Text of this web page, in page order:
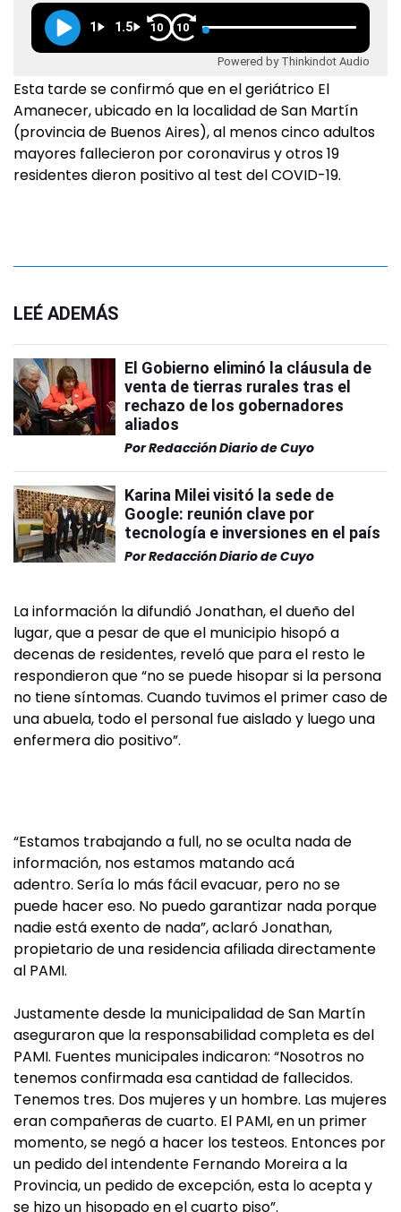
1 1.5 10 10
Powered by Thinkindot Audio
Esta tarde se confirmó que en el geriátrico El
Amanecer, ubicado en la localidad de San Martín
(provincia de Buenos Aires), al menos cinco adultos
mayores fallecieron por coronavirus y otros 19
residentes dieron positivo al test del COVID-19.
LEÉ ADEMÁS
El Gobierno eliminó la cláusula de
venta de tierras rurales tras el
rechazo de los gobernadores
aliados
PorRedacción Diario de Cuyo
Karina Milei visitó la sede de
Google: reunión clave por
tecnología e inversiones en el país
PorRedacción Diario de Cuyo
La información la difundió Jonathan, el dueño del
lugar, que a pesar de que el municipio hisopó a
decenas de residentes, reveló que para el resto le
respondieron que “no se puede hisopar si la persona
no tiene síntomas. Cuando tuvimos el primer caso de
una abuela, todo el personal fue aislado y luego una
enfermera dio positivo”.
“Estamos trabajando a full, no se oculta nada de
información, nos estamos matando acá
adentro. Sería lo más fácil evacuar, pero no se
puede hacer eso. No puedo garantizar nada porque
nadie está exento de nada”, aclaró Jonathan,
propietario de una residencia afiliada directamente
al PAMI.
Justamente desde la municipalidad de San Martín
aseguraron que la responsabilidad completa es del
PAMI. Fuentes municipales indicaron: “Nosotros no
tenemos confirmada esa cantidad de fallecidos.
Tenemos tres. Dos mujeres y un hombre. Las mujeres
eran compañeras de cuarto. El PAMI, en un primer
momento, se negó a hacer los testeos. Entonces por
un pedido del intendente Fernando Moreira a la
Provincia, un pedido de excepción, esta lo acepta y
se hizo un hisopado en el cuarto piso”.